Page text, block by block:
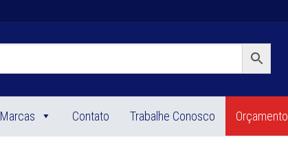
Marcas Contato Trabalhe Conosco Orçamento